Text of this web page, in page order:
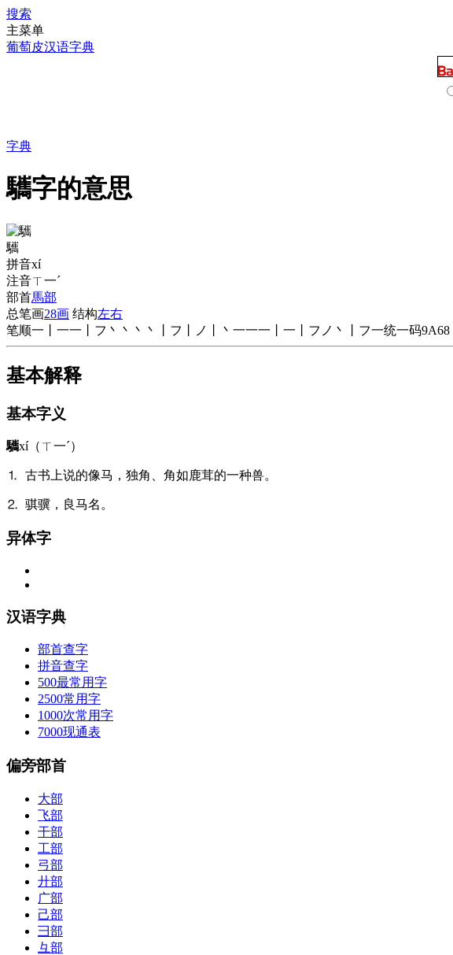
搜索
主菜单
葡萄皮汉语字典
字典
驨字的意思
驨
拼音xí
注音ㄒ一ˊ
部首馬部
总笔画28画 结构左右
笔顺一丨一一丨フ丶丶丶丶丨フ丨ノ丨丶一一一丨一丨フノ丶丨フ一统一码9A68
基本解释
基本字义
驨xí（ㄒ一ˊ）
⒈ 古书上说的像马，独角、角如鹿茸的一种兽。
⒉ 骐骥，良马名。
异体字
汉语字典
部首查字
拼音查字
500最常用字
2500常用字
1000次常用字
7000现通表
偏旁部首
大部
飞部
干部
工部
弓部
廾部
广部
己部
彐部
彑部